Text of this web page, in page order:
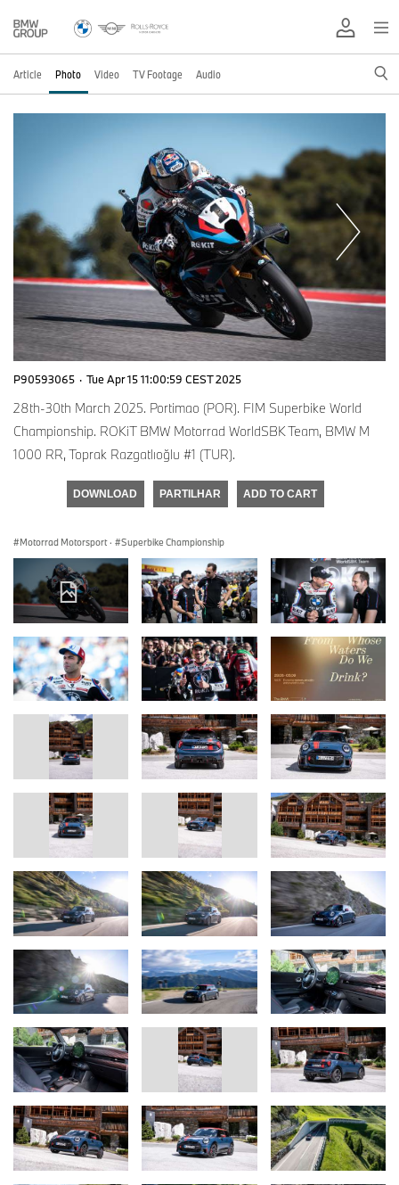
Article Photo Video TV Footage Audio
P90593065 · Tue Apr 15 11:00:59 CEST 2025
28th-30th March 2025. Portimao (POR). FIM Superbike World
Championship. ROKiT BMW Motorrad WorldSBK Team, BMW M
1000 RR, Toprak Razgatlıoğlu #1 (TUR).
DOWNLOAD PARTILHAR ADD TO CART
Motorrad Motorsport · Superbike Championship